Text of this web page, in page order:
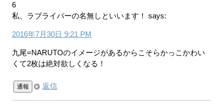
6
私、ラブライバーの名無しといいます！
says:
2016年7月30日 9:21 PM
九尾=NARUTOのイメージがあるからこそらかっこかわい
くて2枚は絶対欲しくなる！
通報 返信